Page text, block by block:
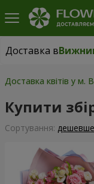
Доставка в
Доставка в
Доставка квітів у м.
Купити
Сортування: дешевше